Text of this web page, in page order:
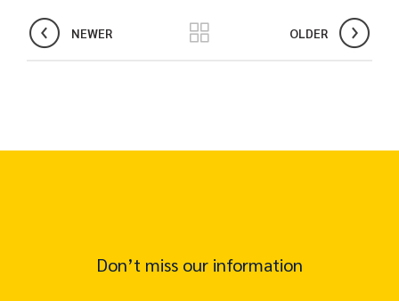
NEWER OLDER
Don’t miss our information